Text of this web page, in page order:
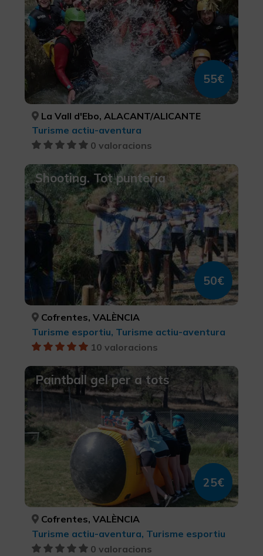
55€
La Vall d'Ebo, ALACANT/ALICANTE
Turisme actiu-aventura
0 valoracions
Shooting. Tot punteria
50€
Cofrentes, VALÈNCIA
Turisme esportiu, Turisme actiu-aventura
10 valoracions
Paintball gel per a tots
25€
Cofrentes, VALÈNCIA
Turisme actiu-aventura, Turisme esportiu
0 valoracions